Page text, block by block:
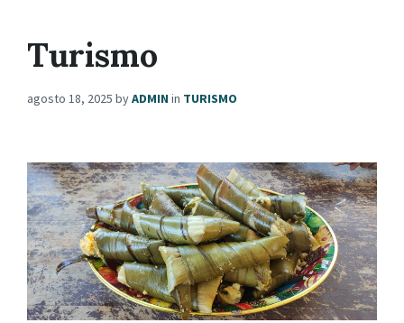
Turismo
agosto 18, 2025 byADMIN in TURISMO